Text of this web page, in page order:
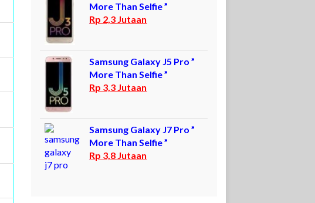
More Than Selfie ”
Rp 2,3 Jutaan
Samsung Galaxy J5 Pro ”
More Than Selfie ”
Rp 3,3 Jutaan
Samsung Galaxy J7 Pro ”
More Than Selfie ”
Rp 3,8 Jutaan